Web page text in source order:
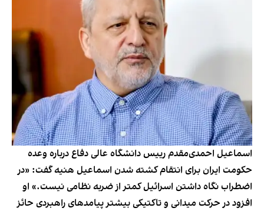
اسماعیل احمد‌ی‌‌مقدم رییس دانشگاه عالی دفاع درباره وعده
حکومت ایران برای انتقام کشته شدن اسماعیل هنیه گفت: «در
اضطراب نگاه داشتن اسرائیل کمتر از ضربه نظامی نیست.» او
افزود در حرکت میدانی و تاکتیکی بیشتر پیامد‌های راهبردی حائز